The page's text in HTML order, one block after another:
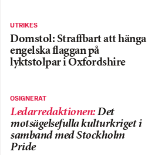
UTRIKES
Domstol: Straffbart att hänga
engelska flaggan på
lyktstolpar i Oxfordshire
OSIGNERAT
Ledarredaktionen:Det
motsägelsefulla kulturkriget i
samband med Stockholm
Pride